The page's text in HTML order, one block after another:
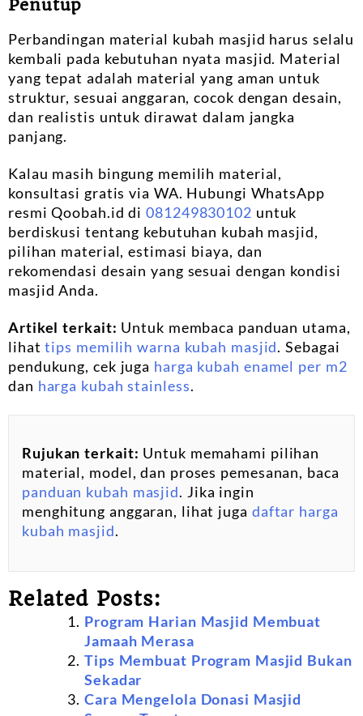
Penutup
Perbandingan material kubah masjid harus selalu
kembali pada kebutuhan nyata masjid. Material
yang tepat adalah material yang aman untuk
struktur, sesuai anggaran, cocok dengan desain,
dan realistis untuk dirawat dalam jangka
panjang.
Kalau masih bingung memilih material,
konsultasi gratis via WA. Hubungi WhatsApp
resmi Qoobah.id di081249830102 untuk
berdiskusi tentang kebutuhan kubah masjid,
pilihan material, estimasi biaya, dan
rekomendasi desain yang sesuai dengan kondisi
masjid Anda.
Artikel terkait: Untuk membaca panduan utama,
lihattips memilih warna kubah masjid. Sebagai
pendukung, cek juga harga kubah enamel per m2
dan harga kubah stainless.
Rujukan terkait: Untuk memahami pilihan
material, model, dan proses pemesanan, baca
panduan kubah masjid. Jika ingin
menghitung anggaran, lihat juga daftar harga
kubah masjid.
Related Posts:
Program Harian Masjid Membuat
Jamaah Merasa
Tips Membuat Program Masjid Bukan
Sekadar
Cara Mengelola Donasi Masjid